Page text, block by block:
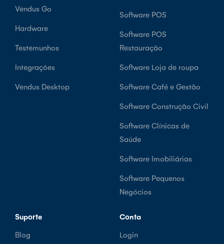
Vendus Go
Hardware
Testemunhos
Integrações
Vendus Desktop
Software POS
Software POS
Restauração
Software Loja de roupa
Software Café e Gestão
Software Construção Civil
Software Clínicas de
Saúde
Software Imobiliárias
Software Pequenos
Negócios
Suporte
Blog
Conta
Login